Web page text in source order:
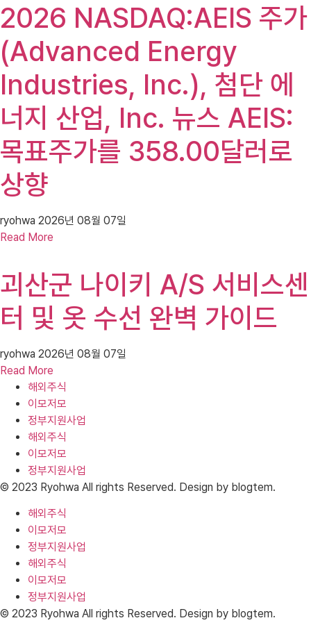
2026 NASDAQ:AEIS 주가
(Advanced Energy
Industries, Inc.), 첨단 에
너지 산업, Inc. 뉴스 AEIS:
목표주가를 358.00달러로
상향
ryohwa 2026년 08월 07일
Read More
괴산군 나이키 A/S 서비스센
터 및 옷 수선 완벽 가이드
ryohwa 2026년 08월 07일
Read More
해외주식
이모저모
정부지원사업
해외주식
이모저모
정부지원사업
© 2023 Ryohwa All rights Reserved. Design by blogtem.
해외주식
이모저모
정부지원사업
해외주식
이모저모
정부지원사업
© 2023 Ryohwa All rights Reserved. Design by blogtem.